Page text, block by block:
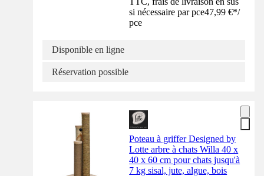
si nécessaire par pce47,99 €*/
pce
Disponible en ligne
Réservation possible
Poteau à griffer Designed by
Lotte arbre à chats Willa 40 x
40 x 60 cm pour chats jusqu'à
7 kg sisal, jute, algue, bois